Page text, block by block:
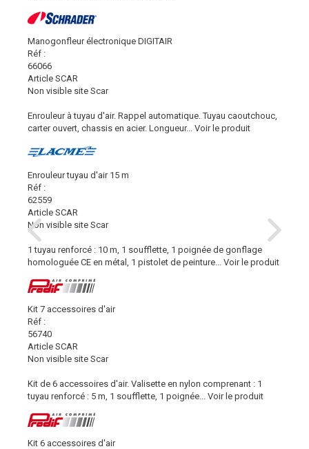
Manogonfleur électronique DIGITAIR
Réf :
66066
Article SCAR
Non visible site Scar
Enrouleur à tuyau d'air. Rappel automatique. Tuyau caoutchouc,
carter ouvert, chassis en acier. Longueur...
Voir le produit
Enrouleur tuyau d'air 15 m
Réf :
62559
Article SCAR
Non visible site Scar
1 tuyau renforcé : 10 m, 1 soufflette, 1 poignée de gonflage
homologuée CE en métal, 1 pistolet de peinture...
Voir le produit
Kit 7 accessoires d'air
Réf :
56740
Article SCAR
Non visible site Scar
Kit de 6 accessoires d'air. Valisette en nylon comprenant : 1
tuyau renforcé : 5 m, 1 soufflette, 1 poignée...
Voir le produit
Kit 6 accessoires d'air